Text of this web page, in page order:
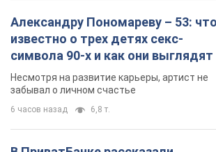
В ПриватБанке рассказали,
действительны ли доллары 1996
года: принимают ли обменники и
банки такие купюры
принимают старые доллары